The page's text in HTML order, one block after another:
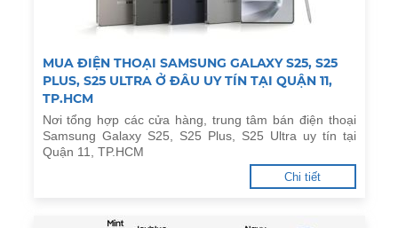
MUA ĐIỆN THOẠI SAMSUNG GALAXY S25, S25
PLUS, S25 ULTRA Ở ĐÂU UY TÍN TẠI QUẬN 11,
TP.HCM
Nơi tổng hợp các cửa hàng, trung tâm bán điện thoại
Samsung Galaxy S25, S25 Plus, S25 Ultra uy tín tại
Quận 11, TP.HCM
Chi tiết